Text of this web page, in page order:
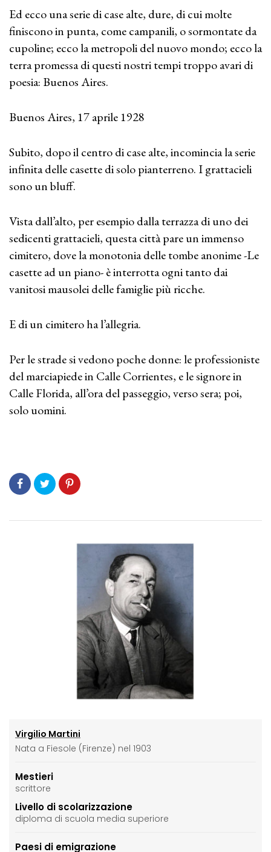
Ed ecco una serie di case alte, dure, di cui molte
finiscono in punta, come campanili, o sormontate da
cupoline; ecco la metropoli del nuovo mondo; ecco la
terra promessa di questi nostri tempi troppo avari di
poesia: Buenos Aires.
Buenos Aires, 17 aprile 1928
Subito, dopo il centro di case alte, incomincia la serie
infinita delle casette di solo pianterreno. I grattacieli
sono un bluff.
Vista dall’alto, per esempio dalla terrazza di uno dei
sedicenti grattacieli, questa città pare un immenso
cimitero, dove la monotonia delle tombe anonime -Le
casette ad un piano- è interrotta ogni tanto dai
vanitosi mausolei delle famiglie più ricche.
E di un cimitero ha l’allegria.
Per le strade si vedono poche donne: le professioniste
del marciapiede in Calle Corrientes, e le signore in
Calle Florida, all’ora del passeggio, verso sera; poi,
solo uomini.
Virgilio Martini
Nata a Fiesole (Firenze) nel 1903
Mestieri
scrittore
Livello di scolarizzazione
diploma di scuola media superiore
Paesi di emigrazione